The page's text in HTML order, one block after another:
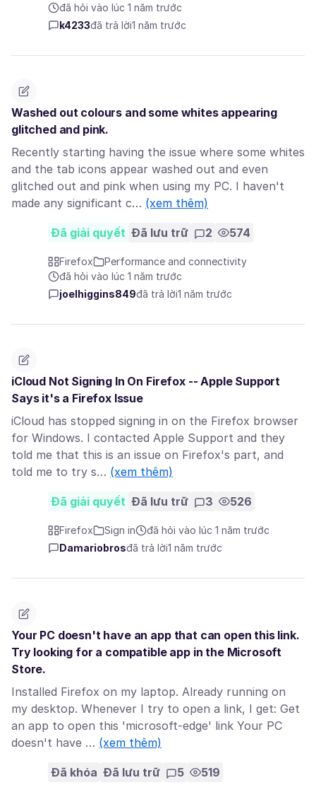
đã hỏi vào lúc 1 năm trước
k4233đã trả lời1 năm trước
Washed out colours and some whites appearing
glitched and pink.
Recently starting having the issue where some whites
and the tab icons appear washed out and even
glitched out and pink when using my PC. I haven't
made any significant c… (xem thêm)
Đã giải quyết Đã lưu trữ 2 574
Firefox
Performance and connectivity
đã hỏi vào lúc 1 năm trước
joelhiggins849đã trả lời1 năm trước
iCloud Not Signing In On Firefox -- Apple Support
Says it's a Firefox Issue
iCloud has stopped signing in on the Firefox browser
for Windows. I contacted Apple Support and they
told me that this is an issue on Firefox's part, and
told me to try s… (xem thêm)
Đã giải quyết Đã lưu trữ 3 526
Firefox Sign in
đã hỏi vào lúc 1 năm trước
Damariobrosđã trả lời1 năm trước
Your PC doesn't have an app that can open this link.
Try looking for a compatible app in the Microsoft
Store.
Installed Firefox on my laptop. Already running on
my desktop. Whenever I try to open a link, I get: Get
an app to open this 'microsoft-edge' link Your PC
doesn't have … (xem thêm)
Đã khóa Đã lưu trữ 5 519